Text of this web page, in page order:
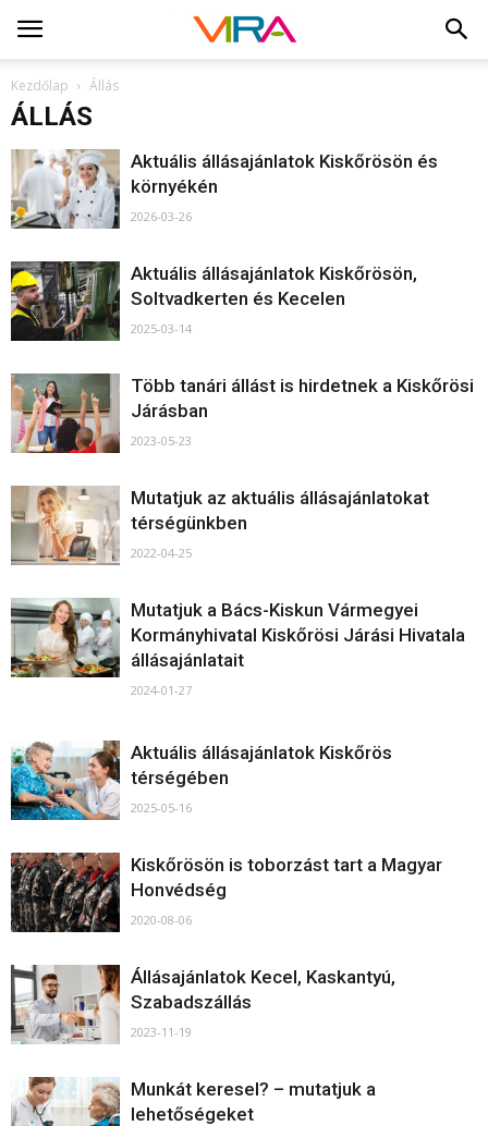
Kezdőlap Állás
ÁLLÁS
Aktuális állásajánlatok Kiskőrösön és
környékén
2026-03-26
Aktuális állásajánlatok Kiskőrösön,
Soltvadkerten és Kecelen
2025-03-14
Több tanári állást is hirdetnek a Kiskőrösi
Járásban
2023-05-23
Mutatjuk az aktuális állásajánlatokat
térségünkben
2022-04-25
Mutatjuk a Bács-Kiskun Vármegyei
Kormányhivatal Kiskőrösi Járási Hivatala
állásajánlatait
2024-01-27
Aktuális állásajánlatok Kiskőrös
térségében
2025-05-16
Kiskőrösön is toborzást tart a Magyar
Honvédség
2020-08-06
Állásajánlatok Kecel, Kaskantyú,
Szabadszállás
2023-11-19
Munkát keresel? – mutatjuk a
lehetőségeket